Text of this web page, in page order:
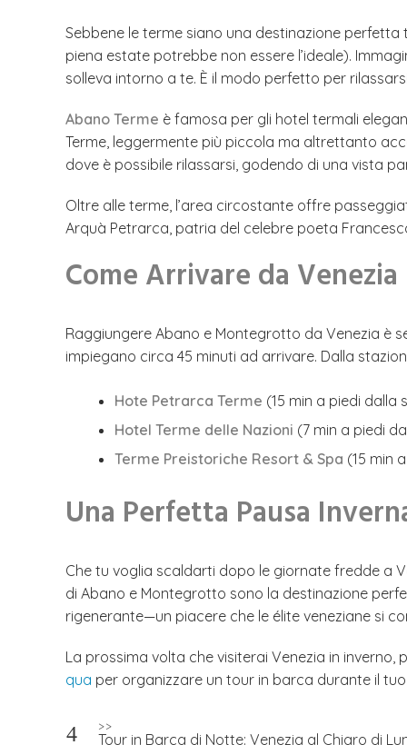
Sebbene le terme siano una destinazione
piena estate potrebbe non essere l’ideale).
solleva intorno a te. È il modo perfetto per
Abano Terme è famosa per gli hotel termali
Terme, leggermente più piccola ma altrettanto
dove è possibile rilassarsi, godendo di una vista
Oltre alle terme, l’area circostante offre
Arquà Petrarca, patria del celebre poeta
Come Arrivare da Venezia
Raggiungere Abano e Montegrotto da Venezia è
impiegano circa 45 minuti ad arrivare. Dalla
Hote Petrarca Terme (15 min a piedi dalla
Hotel Terme delle Nazioni (7 min a piedi
Terme Preistoriche Resort & Spa (15 min
Una Perfetta Pausa
Che tu voglia scaldarti dopo le giornate fredde a
di Abano e Montegrotto sono la destinazione
rigenerante—un piacere che le élite veneziane si
La prossima volta che visiterai Venezia in
qua per organizzare un tour in barca durante il
>>
Tour in Barca di Notte: Venezia al Chiaro di